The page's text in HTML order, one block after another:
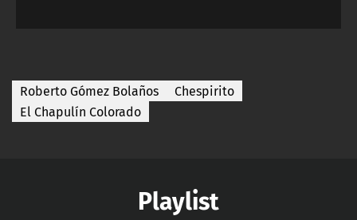
Roberto Gómez Bolaños
Chespirito
El Chapulín Colorado
Playlist